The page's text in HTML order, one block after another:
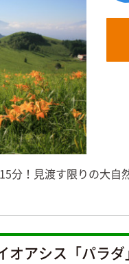
分！見渡す限りの大自
アシス「パラダ